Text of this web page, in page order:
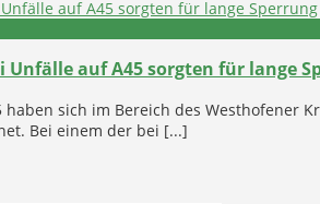
Unfälle auf A45 sorgten für lange
haben sich im Bereich des Westhofener
Bei einem der bei [...]